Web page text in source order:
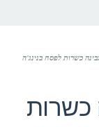
כשרות לפסח בנינג'ה
כשרות